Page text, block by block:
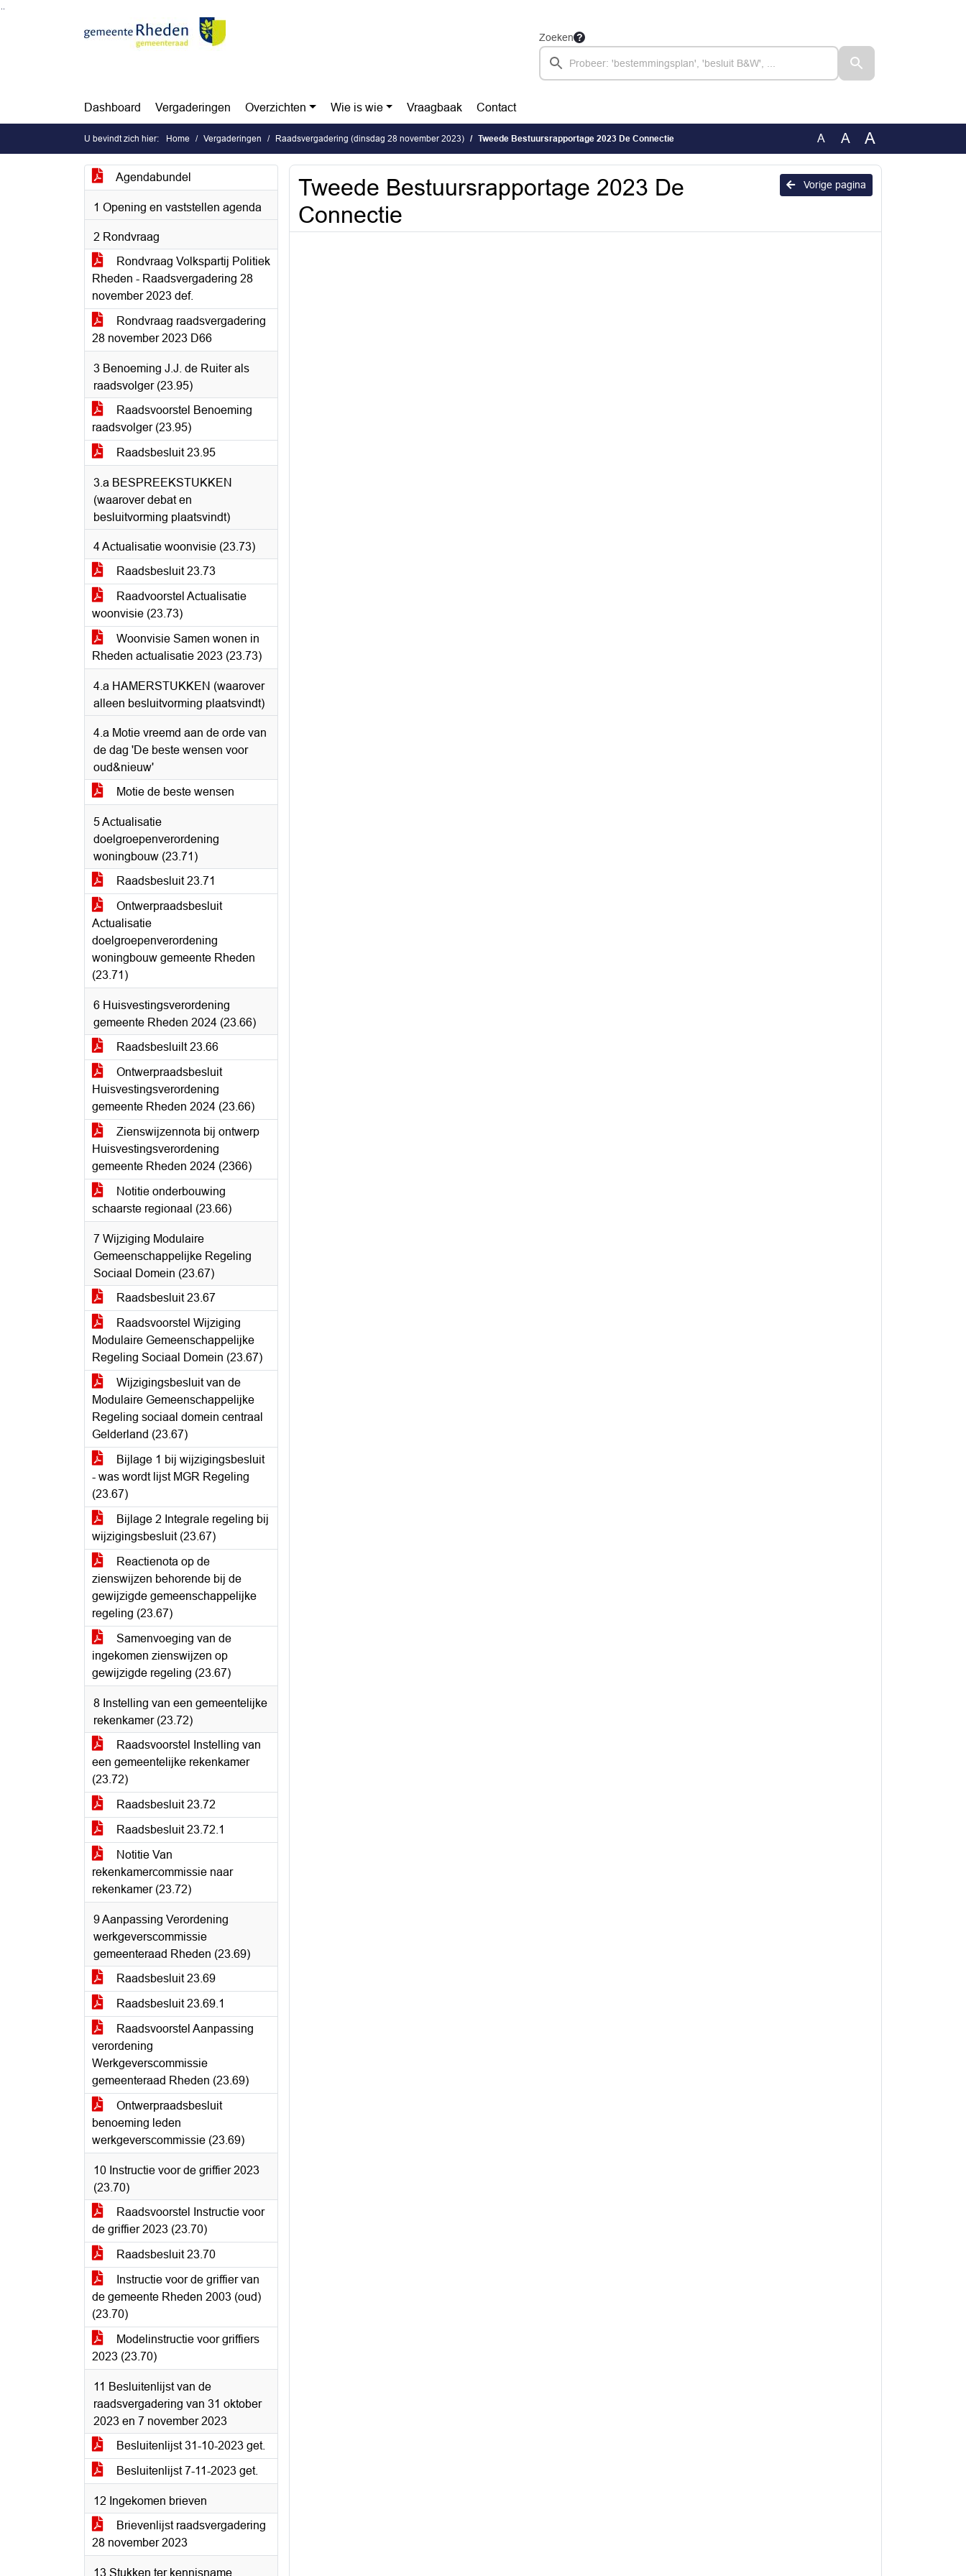
Zoeken
Dashboard Vergaderingen Overzichten Wie is wie Vraagbaak Contact
U bevindt zich hier: Home Vergaderingen Raadsvergadering (dinsdag 28 november 2023) Tweede Bestuursrapportage 2023 De Connectie A A A
Agendabundel
1 Opening en vaststellen agenda
2 Rondvraag
Rondvraag Volkspartij Politiek
Rheden - Raadsvergadering 28
november 2023 def.
Rondvraag raadsvergadering
28 november 2023 D66
3 Benoeming J.J. de Ruiter als
raadsvolger (23.95)
Raadsvoorstel Benoeming
raadsvolger (23.95)
Raadsbesluit 23.95
3.a BESPREEKSTUKKEN
(waarover debat en
besluitvorming plaatsvindt)
4 Actualisatie woonvisie (23.73)
Raadsbesluit 23.73
Raadvoorstel Actualisatie
woonvisie (23.73)
Woonvisie Samen wonen in
Rheden actualisatie 2023 (23.73)
4.a HAMERSTUKKEN (waarover
alleen besluitvorming plaatsvindt)
4.a Motie vreemd aan de orde van
de dag 'De beste wensen voor
oud&nieuw'
Motie de beste wensen
5 Actualisatie
doelgroepenverordening
woningbouw (23.71)
Raadsbesluit 23.71
Ontwerpraadsbesluit
Actualisatie
doelgroepenverordening
woningbouw gemeente Rheden
(23.71)
6 Huisvestingsverordening
gemeente Rheden 2024 (23.66)
Raadsbesluilt 23.66
Ontwerpraadsbesluit
Huisvestingsverordening
gemeente Rheden 2024 (23.66)
Zienswijzennota bij ontwerp
Huisvestingsverordening
gemeente Rheden 2024 (2366)
Notitie onderbouwing
schaarste regionaal (23.66)
7 Wijziging Modulaire
Gemeenschappelijke Regeling
Sociaal Domein (23.67)
Raadsbesluit 23.67
Raadsvoorstel Wijziging
Modulaire Gemeenschappelijke
Regeling Sociaal Domein (23.67)
Wijzigingsbesluit van de
Modulaire Gemeenschappelijke
Regeling sociaal domein centraal
Gelderland (23.67)
Bijlage 1 bij wijzigingsbesluit
- was wordt lijst MGR Regeling
(23.67)
Bijlage 2 Integrale regeling bij
wijzigingsbesluit (23.67)
Reactienota op de
zienswijzen behorende bij de
gewijzigde gemeenschappelijke
regeling (23.67)
Samenvoeging van de
ingekomen zienswijzen op
gewijzigde regeling (23.67)
8 Instelling van een gemeentelijke
rekenkamer (23.72)
Raadsvoorstel Instelling van
een gemeentelijke rekenkamer
(23.72)
Raadsbesluit 23.72
Raadsbesluit 23.72.1
Notitie Van
rekenkamercommissie naar
rekenkamer (23.72)
9 Aanpassing Verordening
werkgeverscommissie
gemeenteraad Rheden (23.69)
Raadsbesluit 23.69
Raadsbesluit 23.69.1
Raadsvoorstel Aanpassing
verordening
Werkgeverscommissie
gemeenteraad Rheden (23.69)
Ontwerpraadsbesluit
benoeming leden
werkgeverscommissie (23.69)
10 Instructie voor de griffier 2023
(23.70)
Raadsvoorstel Instructie voor
de griffier 2023 (23.70)
Raadsbesluit 23.70
Instructie voor de griffier van
de gemeente Rheden 2003 (oud)
(23.70)
Modelinstructie voor griffiers
2023 (23.70)
11 Besluitenlijst van de
raadsvergadering van 31 oktober
2023 en 7 november 2023
Besluitenlijst 31-10-2023 get.
Besluitenlijst 7-11-2023 get.
12 Ingekomen brieven
Brievenlijst raadsvergadering
28 november 2023
13 Stukken ter kennisname
Vorige pagina
Tweede Bestuursrapportage 2023 De
Connectie